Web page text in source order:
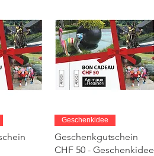
Schnellansicht
Geschenkidee
Geschenkgutschein
CHF 50 - Geschenkidee